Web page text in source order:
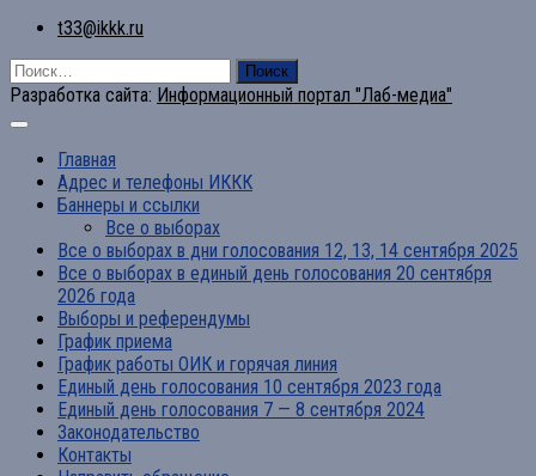
t33@ikkk.ru
Найти:
Разработка сайта: Информационный портал "Лаб-медиа"
Главная
Адрес и телефоны ИККК
Баннеры и ссылки
Все о выборах
Все о выборах в дни голосования 12, 13, 14 сентября 2025
Все о выборах в единый день голосования 20 сентября
2026 года
Выборы и референдумы
График приема
График работы ОИК и горячая линия
Единый день голосования 10 сентября 2023 года
Единый день голосования 7 — 8 сентября 2024
Законодательство
Контакты